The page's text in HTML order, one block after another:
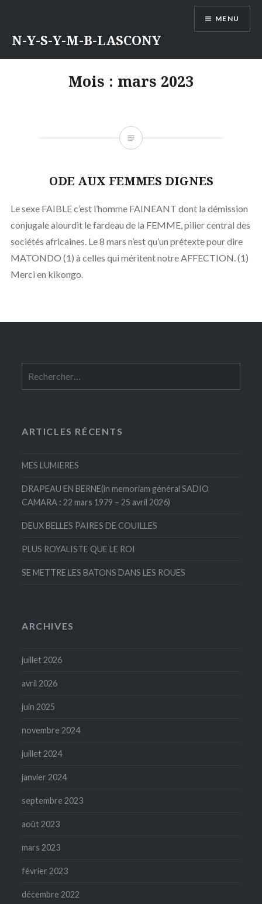
contenu
N-Y-S-Y-M-B-LASCONY
MENU
Mois : mars 2023
ODE AUX FEMMES DIGNES
Le sexe FAIBLE c’est l’homme FAINEANT dont la démission
conjugale alourdit le fardeau de la FEMME, pilier central des
sociétés africaines. Le 8 mars n’est qu’un prétexte pour dire
MATONDO (1) à celles qui méritent notre AFFECTION. (1)
Merci en kikongo.
ARTICLES RÉCENTS
MES LUMIERES
DRAPEAU EN BERNE(in memoriam général SADIO
CAMARA : 22 mars 1979 – 25 avril 2026)
DEUX BELLES PAIRES DE COUILLES
PLUS ROYALISTE QUE LE ROI
SE METTRE LES BATONS DANS LES ROUES
ARCHIVES
juillet 2026
avril 2026
juin 2025
novembre 2024
juillet 2024
janvier 2024
septembre 2023
août 2023
mars 2023
février 2023
décembre 2022